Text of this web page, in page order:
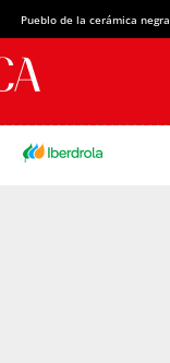
Pueblo de la cerámica negra